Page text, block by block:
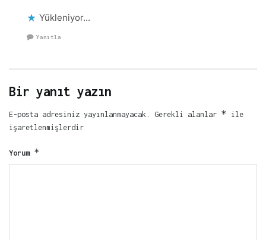
Yükleniyor...
Yanıtla
Bir yanıt yazın
E-posta adresiniz yayınlanmayacak. Gerekli alanlar * ile
işaretlenmişlerdir
Yorum *